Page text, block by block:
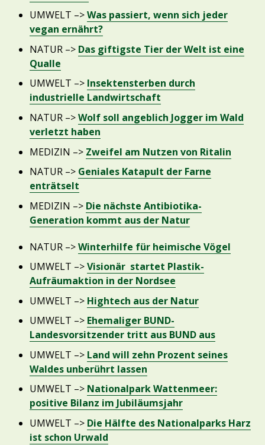
UMWELT –>Was passiert, wenn sich jeder
vegan ernährt?
NATUR –> Das giftigste Tier der Welt ist eine
Qualle
UMWELT –> Insektensterben durch
industrielle Landwirtschaft
NATUR –>Wolf soll angeblich Jogger im Wald
verletzt haben
MEDIZIN –> Zweifel am Nutzen von Ritalin
NATUR –> Geniales Katapult der Farne
enträtselt
MEDIZIN –> Die nächste Antibiotika-
Generation kommt aus der Natur
NATUR –>Winterhilfe für heimische Vögel
UMWELT –>Visionär startet Plastik-
Aufräumaktion in der Nordsee
UMWELT –> Hightech aus der Natur
UMWELT –> Ehemaliger BUND-
Landesvorsitzender tritt aus BUND aus
UMWELT –> Land will zehn Prozent seines
Waldes unberührt lassen
UMWELT –> Nationalpark Wattenmeer:
positive Bilanz im Jubiläumsjahr
UMWELT –> Die Hälfte des Nationalparks Harz
ist schon Urwald